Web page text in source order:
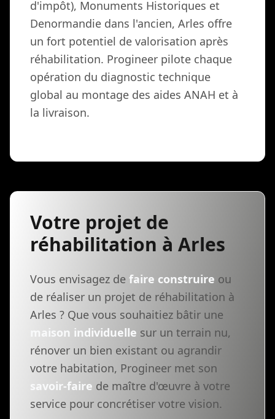
d'impôt), Monuments Historiques et
Denormandie dans l'ancien, Arles offre
un fort potentiel de valorisation après
réhabilitation. Progineer pilote chaque
opération du diagnostic technique
global au montage des aides ANAH et à
la livraison.
Votre projet de
réhabilitation à Arles
Vous envisagez de faire construire ou
de réaliser un projet de réhabilitation à
Arles ? Que vous souhaitiez bâtir une
maison individuelle sur un terrain nu,
rénover un bien existant ou agrandir
votre habitation, Progineer met son
savoir-faire de maître d'œuvre à votre
service pour concrétiser votre vision.